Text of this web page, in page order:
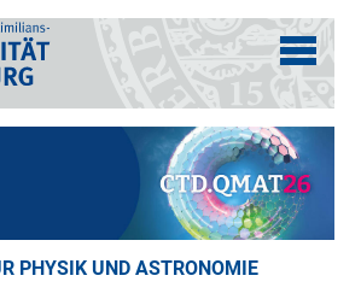
PHYSIK UND ASTRONOMIE